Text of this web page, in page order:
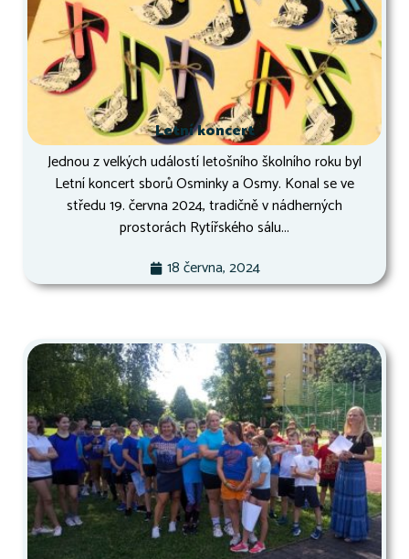
Letní koncert
Jednou z velkých událostí letošního školního roku byl
Letní koncert sborů Osminky a Osmy. Konal se ve
středu 19. června 2024, tradičně v nádherných
prostorách Rytířského sálu...
18 června, 2024